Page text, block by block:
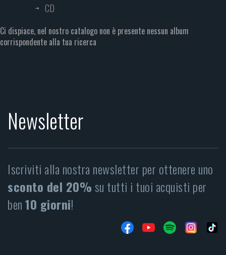
CD
Ci dispiace, nel nostro catalogo non è presente nessun album
corrispondente alla tua ricerca
Newsletter
Iscriviti alla nostra newsletter per ottenere uno
sconto del 20%su tutti i tuoi acquisti per
ben10 giorni!